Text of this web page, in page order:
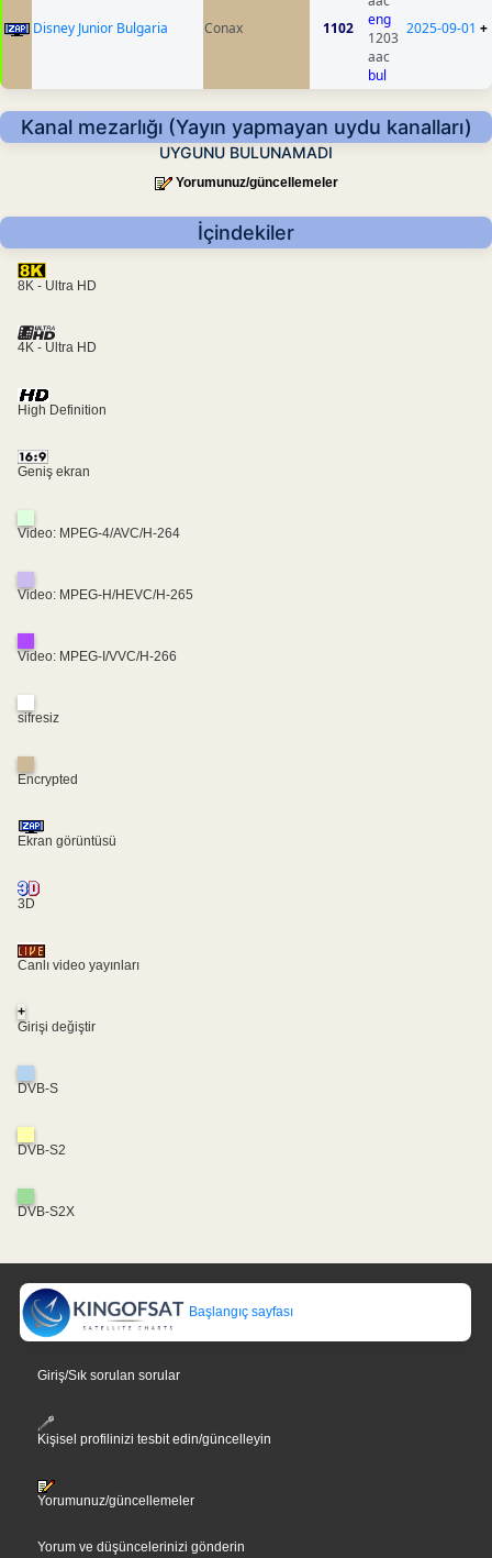
Disney Junior Bulgaria Conax 1102
eng
1203
aac
bul
2025-09-01 +
Kanal mezarlığı (Yayın yapmayan uydu kanalları)
UYGUNU BULUNAMADI
Yorumunuz/güncellemeler
İçindekiler
8K - Ultra HD
4K - Ultra HD
High Definition
Geniş ekran
Video: MPEG-4/AVC/H-264
Video: MPEG-H/HEVC/H-265
Video: MPEG-I/VVC/H-266
sifresiz
Encrypted
Ekran görüntüsü
3D
Canlı video yayınları
+
Girişi değiştir
DVB-S
DVB-S2
DVB-S2X
Başlangıç sayfası
Giriş/Sık sorulan sorular
Kişisel profilinizi tesbit edin/güncelleyin
Yorumunuz/güncellemeler
Yorum ve düşüncelerinizi gönderin